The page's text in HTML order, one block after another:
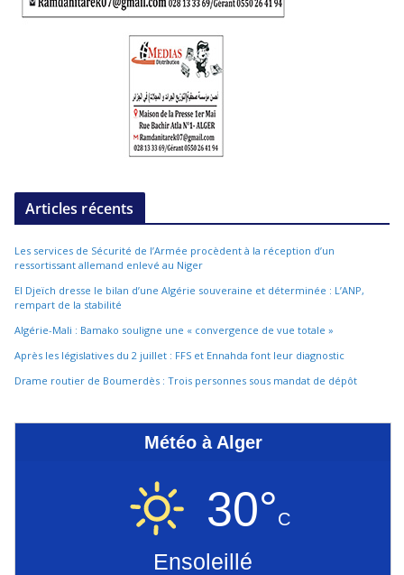
Articles récents
Les services de Sécurité de l’Armée procèdent à la réception d’un
ressortissant allemand enlevé au Niger
El Djeïch dresse le bilan d’une Algérie souveraine et déterminée : L’ANP,
rempart de la stabilité
Algérie-Mali : Bamako souligne une « convergence de vue totale »
Après les législatives du 2 juillet : FFS et Ennahda font leur diagnostic
Drame routier de Boumerdès : Trois personnes sous mandat de dépôt
Météo à Alger
30°C
Ensoleillé